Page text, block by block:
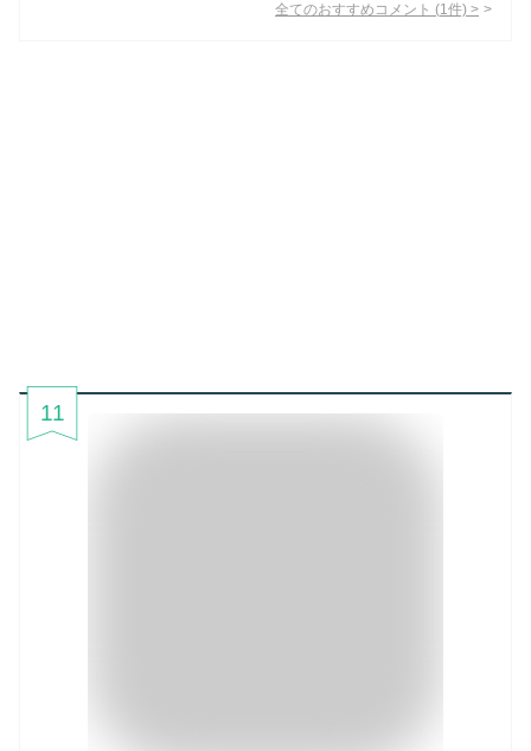
全てのおすすめコメント (1 件) >
11